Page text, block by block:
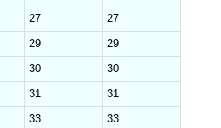
27 27
29 29
30 30
31 31
33 33